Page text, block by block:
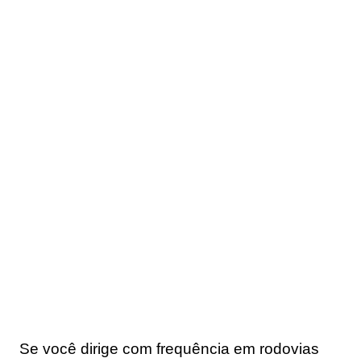
Se você dirige com frequência em rodovias